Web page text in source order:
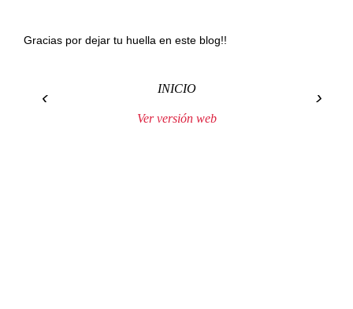
Gracias por dejar tu huella en este blog!!
‹ ›
INICIO
Ver versión web